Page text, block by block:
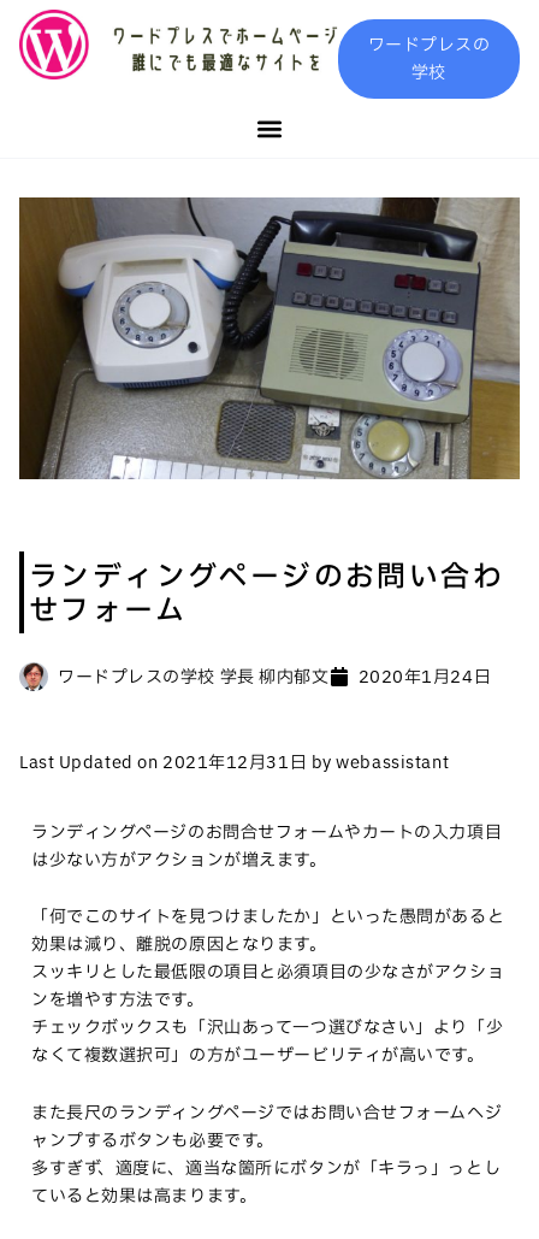
ワードプレスの
学校
ランディングページのお問い合わ
せフォーム
ワードプレスの学校 学長 柳内郁文 2020年1月24日
Last Updated on 2021年12月31日 by webassistant
ランディングページのお問合せフォームやカートの入力項目
は少ない方がアクションが増えます。
「何でこのサイトを見つけましたか」といった愚問があると
効果は減り、離脱の原因となります。
スッキリとした最低限の項目と必須項目の少なさがアクショ
ンを増やす方法です。
チェックボックスも「沢山あって一つ選びなさい」より「少
なくて複数選択可」の方がユーザービリティが高いです。
また長尺のランディングページではお問い合せフォームへジ
ャンプするボタンも必要です。
多すぎず、適度に、適当な箇所にボタンが「キラっ」っとし
ていると効果は高まります。